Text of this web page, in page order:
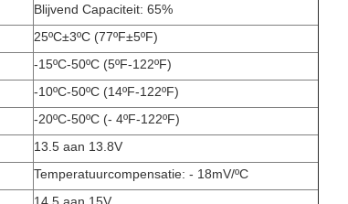
Blijvend Capaciteit: 65%
25ºC±3ºC (77ºF±5ºF)
-15ºC-50ºC (5ºF-122ºF)
-10ºC-50ºC (14ºF-122ºF)
-20ºC-50ºC (- 4ºF-122ºF)
13.5 aan 13.8V
Temperatuurcompensatie: - 18mV/ºC